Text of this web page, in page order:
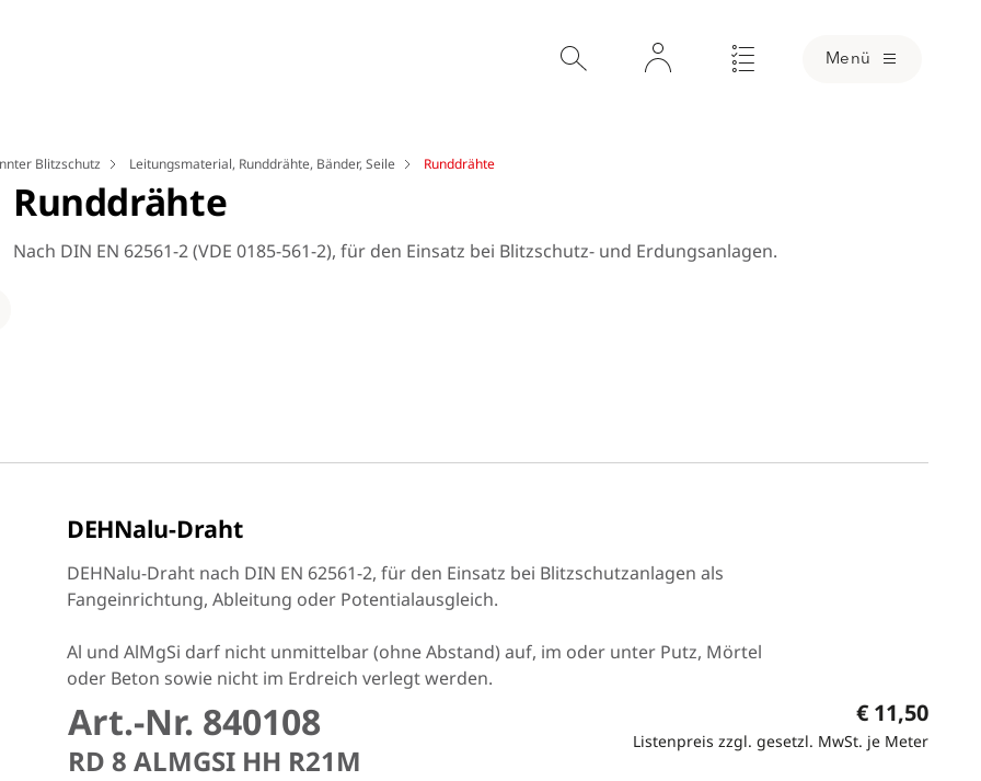
Menü
Blitzschutz Leitungsmaterial, Runddrähte, Bänder, Seile Runddrähte
Runddrähte
Nach DIN EN 62561-2 (VDE 0185-561-2), für den Einsatz bei Blitzschutz- und Erdungsanlagen.
DEHNalu-Draht
DEHNalu-Draht nach DIN EN 62561-2, für den Einsatz bei Blitzschutzanlagen als
Fangeinrichtung, Ableitung oder Potentialausgleich.
Al und AlMgSi darf nicht unmittelbar (ohne Abstand) auf, im oder unter Putz, Mörtel
oder Beton sowie nicht im Erdreich verlegt werden.
Art.-Nr. 840108
RD 8 ALMGSI HH R21M
€ 11,50
Listenpreis zzgl. gesetzl. MwSt. je Meter